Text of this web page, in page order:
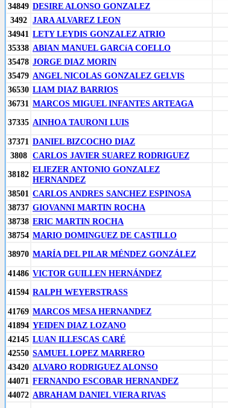
34849 DESIRE ALONSO GONZALEZ
3492 JARA ALVAREZ LEON
34941 LETY LEYDIS GONZALEZ ATRIO
35338 ABIAN MANUEL GARCíA COELLO
35478 JORGE DIAZ MORIN
35479 ANGEL NICOLAS GONZALEZ GELVIS
36530 LIAM DIAZ BARRIOS
36731 MARCOS MIGUEL INFANTES ARTEAGA
37335 AINHOA TAURONI LUIS
37371 DANIEL BIZCOCHO DIAZ
3808 CARLOS JAVIER SUAREZ RODRIGUEZ
38182 ELIEZER ANTONIO GONZALEZ
HERNANDEZ
38501 CARLOS ANDRES SANCHEZ ESPINOSA
38737 GIOVANNI MARTIN ROCHA
38738 ERIC MARTIN ROCHA
38754 MARIO DOMINGUEZ DE CASTILLO
38970 MARÍA DEL PILAR MÉNDEZ GONZÁLEZ
41486 VICTOR GUILLEN HERNÁNDEZ
41594 RALPH WEYERSTRASS
41769 MARCOS MESA HERNANDEZ
41894 YEIDEN DIAZ LOZANO
42145 LUAN ILLESCAS CARÉ
42550 SAMUEL LOPEZ MARRERO
43420 ALVARO RODRIGUEZ ALONSO
44071 FERNANDO ESCOBAR HERNANDEZ
44072 ABRAHAM DANIEL VIERA RIVAS